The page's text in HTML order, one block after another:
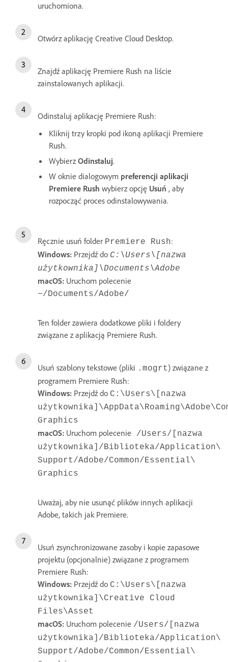
uruchomiona.
Otwórz aplikację Creative Cloud Desktop.
Znajdź aplikację Premiere Rush na liście
zainstalowanych aplikacji.
Odinstaluj aplikację Premiere Rush:
Kliknij trzy kropki pod ikoną aplikacji Premiere
Rush.
WybierzOdinstaluj.
W oknie dialogowym preferencji aplikacji
Premiere Rush wybierz opcję Usuń , aby
rozpocząć proces odinstalowywania.
Ręcznie usuń folder Premiere Rush:
Windows: Przejdź do C:\Users\[nazwa
użytkownika]\Documents\Adobe
macOS: Uruchom polecenie
~/Documents/Adobe/
Ten folder zawiera dodatkowe pliki i foldery
związane z aplikacją Premiere Rush.
Usuń szablony tekstowe (pliki .mogrt) związane z
programem Premiere Rush:
Windows: Przejdź do C:\Users\[nazwa
Graphics
macOS: Uruchom polecenie /Users/[nazwa
użytkownika]/Biblioteka/Application\
Support/Adobe/Common/Essential\
Graphics
Uważaj, aby nie usunąć plików innych aplikacji
Adobe, takich jak Premiere.
Usuń zsynchronizowane zasoby i kopie zapasowe
projektu (opcjonalnie) związane z programem
Premiere Rush:
Windows: Przejdź do C:\Users\[nazwa
użytkownika]\Creative Cloud
Files\Asset
macOS: Uruchom polecenie /Users/[nazwa
użytkownika]/Biblioteka/Application\
Support/Adobe/Common/Essential\